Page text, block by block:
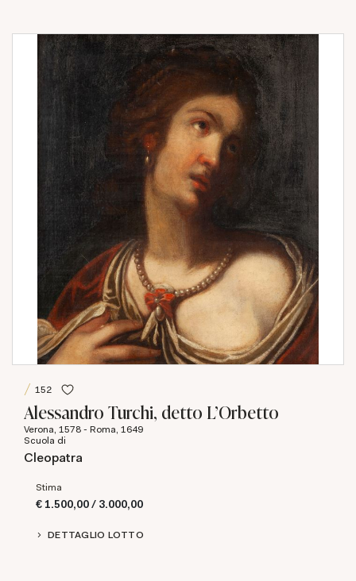
152
Alessandro Turchi, detto L'Orbetto
Verona, 1578 - Roma, 1649
Scuola di
Cleopatra
Stima
€ 1.500,00 / 3.000,00
DETTAGLIO LOTTO